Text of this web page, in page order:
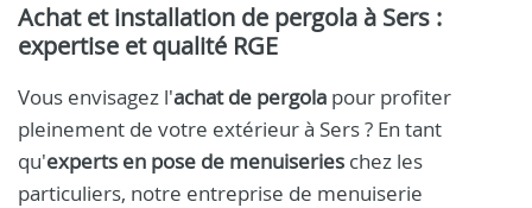
Achat et installation de pergola à Sers :
expertise et qualité RGE
Vous envisagez l'achat de pergola pour profiter
pleinement de votre extérieur à Sers ? En tant
qu'experts en pose de menuiseries chez les
particuliers, notre entreprise de menuiserie